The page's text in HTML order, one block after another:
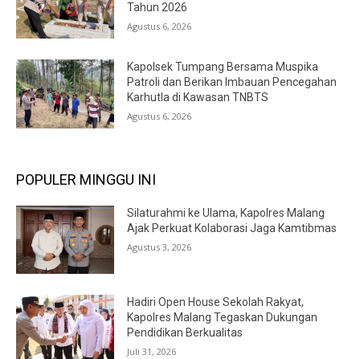
Tahun 2026
Agustus 6, 2026
Kapolsek Tumpang Bersama Muspika
Patroli dan Berikan Imbauan Pencegahan
Karhutla di Kawasan TNBTS
Agustus 6, 2026
POPULER MINGGU INI
Silaturahmi ke Ulama, Kapolres Malang
Ajak Perkuat Kolaborasi Jaga Kamtibmas
Agustus 3, 2026
Hadiri Open House Sekolah Rakyat,
Kapolres Malang Tegaskan Dukungan
Pendidikan Berkualitas
Juli 31, 2026